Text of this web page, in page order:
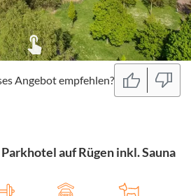
Angebot empfehlen?
auf Rügen inkl. Sauna